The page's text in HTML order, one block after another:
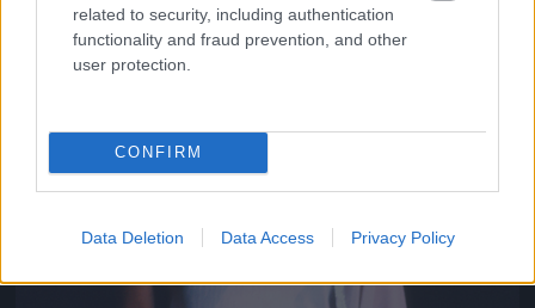
related to security, including authentication
functionality and fraud prevention, and other
user protection.
CONFIRM
Data Deletion Data Access Privacy Policy